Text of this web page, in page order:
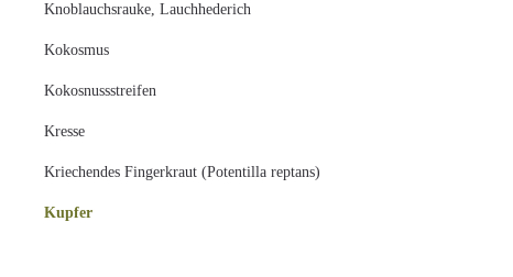
Knoblauchsrauke, Lauchhederich
Kokosmus
Kokosnussstreifen
Kresse
Kriechendes Fingerkraut (Potentilla reptans)
Kupfer